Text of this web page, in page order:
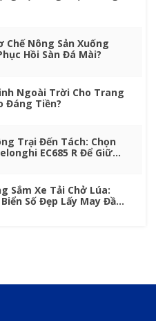
Chế Nông Sản Xuống
Hồi Sàn Đá Mài?
Ngoài Trời Cho Trang
Đáng Tiền?
Trại Đến Tách: Chọn
EC685 R Để Giữ
Sắm Xe Tải Chở Lúa:
Số Đẹp Lấy May Đầu